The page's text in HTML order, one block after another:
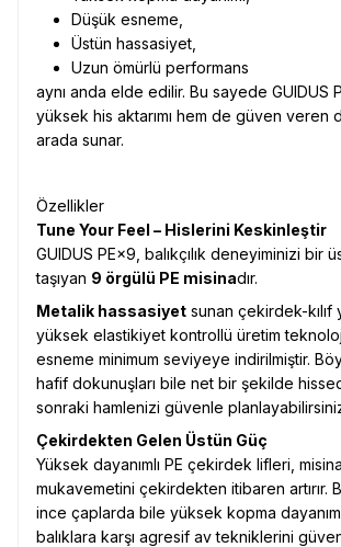
Düşük esneme,
Üstün hassasiyet,
Uzun ömürlü performans
aynı anda elde edilir. Bu sayede GUIDUS
yüksek his aktarımı hem de güven veren
arada sunar.
Özellikler
Tune Your Feel – Hislerini Keskinleştir
GUIDUS PE×9, balıkçılık deneyiminizi bir
taşıyan 9 örgülü PE misinadır.
Metalik hassasiyet sunan çekirdek-kılıf
yüksek elastikiyet kontrollü üretim
esneme minimum seviyeye indirilmiştir.
hafif dokunuşları bile net bir şekilde
sonraki hamlenizi güvenle
Çekirdekten Gelen Üstün Güç
Yüksek dayanımlı PE çekirdek lifleri,
mukavemetini çekirdekten itibaren artırır.
ince çaplarda bile yüksek kopma
balıklara karşı agresif av tekniklerini